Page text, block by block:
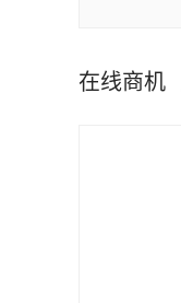
在线商机